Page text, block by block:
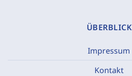
ÜBERBLICK
Impressum
Kontakt